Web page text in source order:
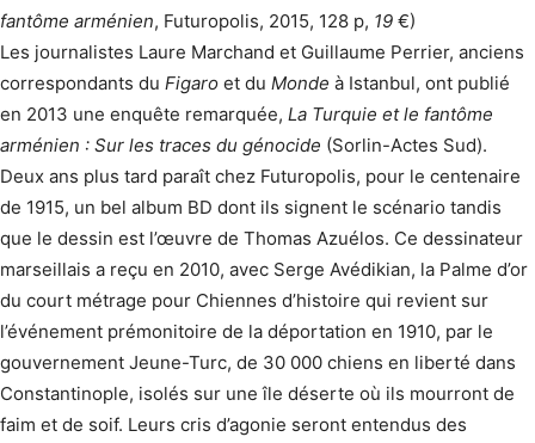
fantôme arménien, Futuropolis, 2015, 128 p, 19 €)
Les journalistes Laure Marchand et Guillaume Perrier, anciens
correspondants du Figaro et du Monde à Istanbul, ont publié
en 2013 une enquête remarquée, La Turquie et le fantôme
arménien : Sur les traces du génocide (Sorlin-Actes Sud).
Deux ans plus tard paraît chez Futuropolis, pour le centenaire
de 1915, un bel album BD dont ils signent le scénario tandis
que le dessin est l’œuvre de Thomas Azuélos. Ce dessinateur
marseillais a reçu en 2010, avec Serge Avédikian, la Palme d’or
du court métrage pour Chiennes d’histoire qui revient sur
l’événement prémonitoire de la déportation en 1910, par le
gouvernement Jeune-Turc, de 30 000 chiens en liberté dans
Constantinople, isolés sur une île déserte où ils mourront de
faim et de soif. Leurs cris d’agonie seront entendus des